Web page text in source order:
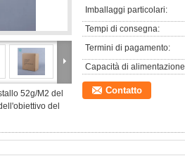
52g/M2 del
del
Imballaggi particolari:
Tempi di consegna:
Termini di pagamento:
Capacità di
Contatto